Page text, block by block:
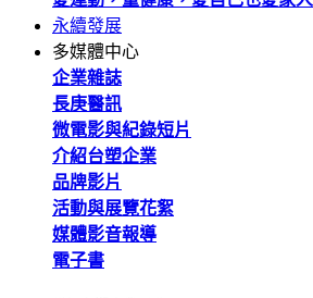
永續發展
多媒體中心
企業雜誌
長庚醫訊
微電影與紀錄短片
介紹台塑企業
品牌影片
活動與展覽花絮
媒體影音報導
電子書